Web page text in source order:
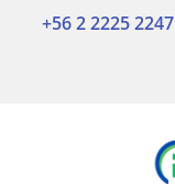
+56 2 2225 2247